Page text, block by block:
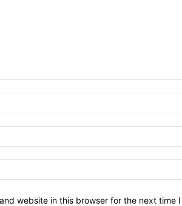
website in this browser for the next time